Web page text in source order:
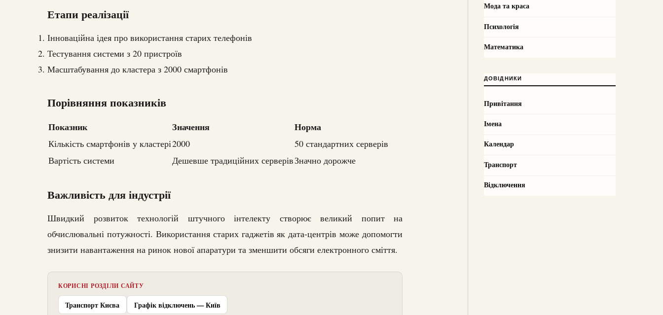
Етапи реалізації
Інноваційна ідея про використання старих телефонів
Тестування системи з 20 пристроїв
Масштабування до кластера з 2000 смартфонів
Порівняння показників
Показник Значення Норма
Кількість смартфонів у кластері2000
50 стандартних серверів
Вартість системи
Дешевше традиційних серверівЗначно дорожче
Важливість для індустрії
Швидкий розвиток технологій штучного інтелекту створює великий попит на
обчислювальні потужності. Використання старих гаджетів як дата-центрів може допомогти
знизити навантаження на ринок нової апаратури та зменшити обсяги електронного сміття.
КОРИСНІ РОЗДІЛИ САЙТУ
Транспорт Києва Графік відключень — Київ
Мода та краса
Психологія
Математика
ДОВІДНИКИ
Привітання
Імена
Календар
Транспорт
Відключення